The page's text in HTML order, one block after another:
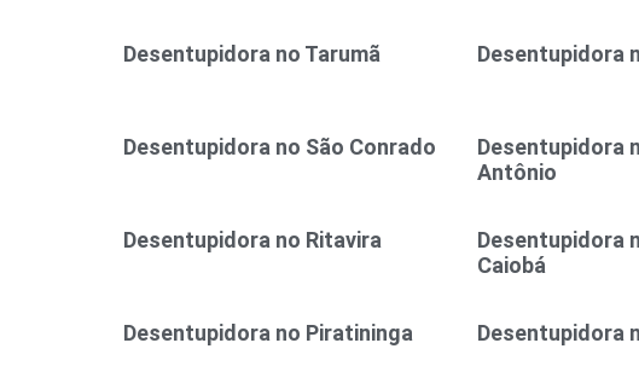
Desentupidora no Tarumã Desentupidora
Desentupidora no São Conrado
Desentupidora
Antônio
Desentupidora no Ritavira
Desentupidora
Caiobá
Desentupidora no Piratininga Desentupidora